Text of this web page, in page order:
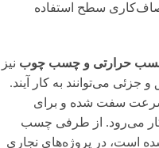
سطح استفاده
حرارتی و چسب چوب نیز
جزئی می‌توانند به کار آیند.
سفت شده و برای
می‌رود. از طرفی چسب
است، در پروژه‌های نجاری